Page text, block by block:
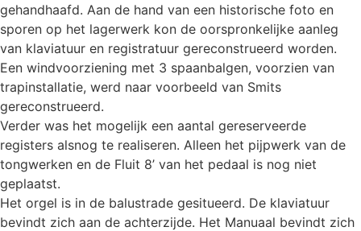
gehandhaafd. Aan de hand van een historische foto en
sporen op het lagerwerk kon de oorspronkelijke aanleg
van klaviatuur en registratuur gereconstrueerd worden.
Een windvoorziening met 3 spaanbalgen, voorzien van
trapinstallatie, werd naar voorbeeld van Smits
gereconstrueerd.
Verder was het mogelijk een aantal gereserveerde
registers alsnog te realiseren. Alleen het pijpwerk van de
tongwerken en de Fluit 8’ van het pedaal is nog niet
geplaatst.
Het orgel is in de balustrade gesitueerd. De klaviatuur
bevindt zich aan de achterzijde. Het Manuaal bevindt zich